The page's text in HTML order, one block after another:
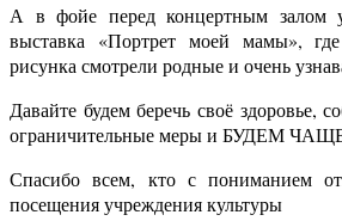
А в фойе перед концертным залом
выставка «Портрет моей мамы»,
рисунка смотрели родные и очень
Давайте будем беречь своё здоровье,
ограничительные меры и БУДЕМ
Спасибо всем, кто с пониманием
посещения учреждения культуры